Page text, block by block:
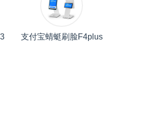
支付宝蜻蜓刷脸F4plus